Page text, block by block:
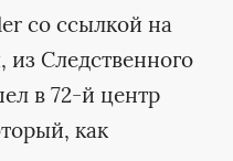
со ссылкой на
Следственного
в 72-й центр
как